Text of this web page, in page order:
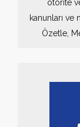
otorite
kanunları ve
Özetle,